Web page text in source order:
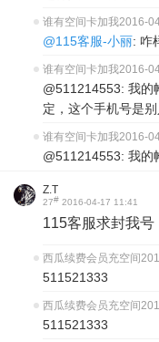
谁有空间卡加我2016-
@115客服-小丽: 咋
谁有空间卡加我2016-
@511214553: 我的
定，这个手机号是
谁有空间卡加我2016-
@511214553: 我的
Z.T
27# 2016-04-17 11:41
115客服求封我号
西瓜续费会员充空间
511521333
西瓜续费会员充空间
511521333